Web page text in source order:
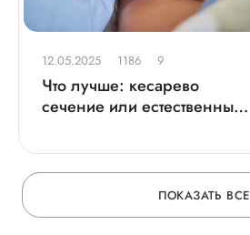
12.05.2025 1186 9
Что лучше: кесарево
сечение или естественные
ПОКАЗАТЬ ВСЕ